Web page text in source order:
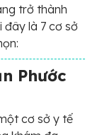
trở thành
đây là 7 cơ sở
Phước
cơ sở y tế